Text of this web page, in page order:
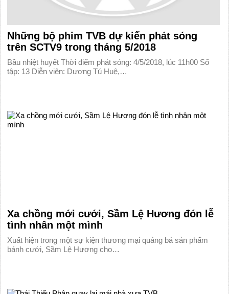
Những bộ phim TVB dự kiến phát sóng
trên SCTV9 trong tháng 5/2018
Bầu nhiệt huyết Thời điểm phát sóng: 4/5/2018, lúc 11h00 Số
tập: 13 Diễn viên: Dương Tú Huệ,…
Xa chồng mới cưới, Sầm Lệ Hương đón lễ
tình nhân một mình
Xuất hiện trong một sự kiện thương mại quảng bá sản phẩm
bánh cưới, Sầm Lệ Hương cho…